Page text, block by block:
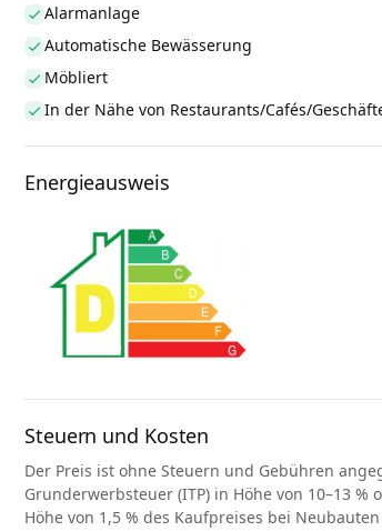
Alarmanlage
Automatische Bewässerung
Möbliert
In der Nähe von Restaurants/Cafés/
Energieausweis
Steuern und Kosten
Der Preis ist ohne Steuern und Gebühren
Grunderwerbsteuer (ITP) in Höhe von 10–13
Höhe von 1,5 % des Kaufpreises bei